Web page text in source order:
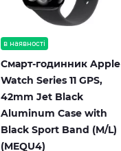
в наявності
Смарт-годинник Apple
Watch Series 11 GPS,
42mm Jet Black
Aluminum Case with
Black Sport Band (M/L)
(MEQU4)